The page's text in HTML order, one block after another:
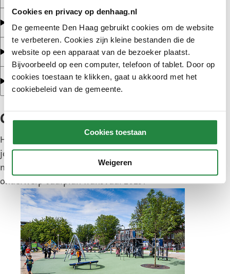
Cookies en privacy op denhaag.nl
De gemeente Den Haag gebruikt cookies om de website
te verbeteren. Cookies zijn kleine bestanden die de
website op een apparaat van de bezoeker plaatst.
Bijvoorbeeld op een computer, telefoon of tablet. Door op
cookies toestaan te klikken, gaat u akkoord met het
cookiebeleid van de gemeente.
Cookies toestaan
Weigeren
Sporten en ontmoeten
Werk en zekerheid
Communicatie en betrokkenheid
Compleet jaarplan
Hierboven staan niet alle acties. Wilt u het hele
jaarplan Transvaal 2025 bekijken? Stuur dan een e-
mail naar
centrum@denhaag.nlen zet in het
onderwerp ‘Jaarplan Transvaal 2025’.